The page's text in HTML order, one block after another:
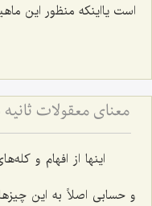
است یااینکه منظور این
اینها از افهام و
و حسابی اصلاً به این